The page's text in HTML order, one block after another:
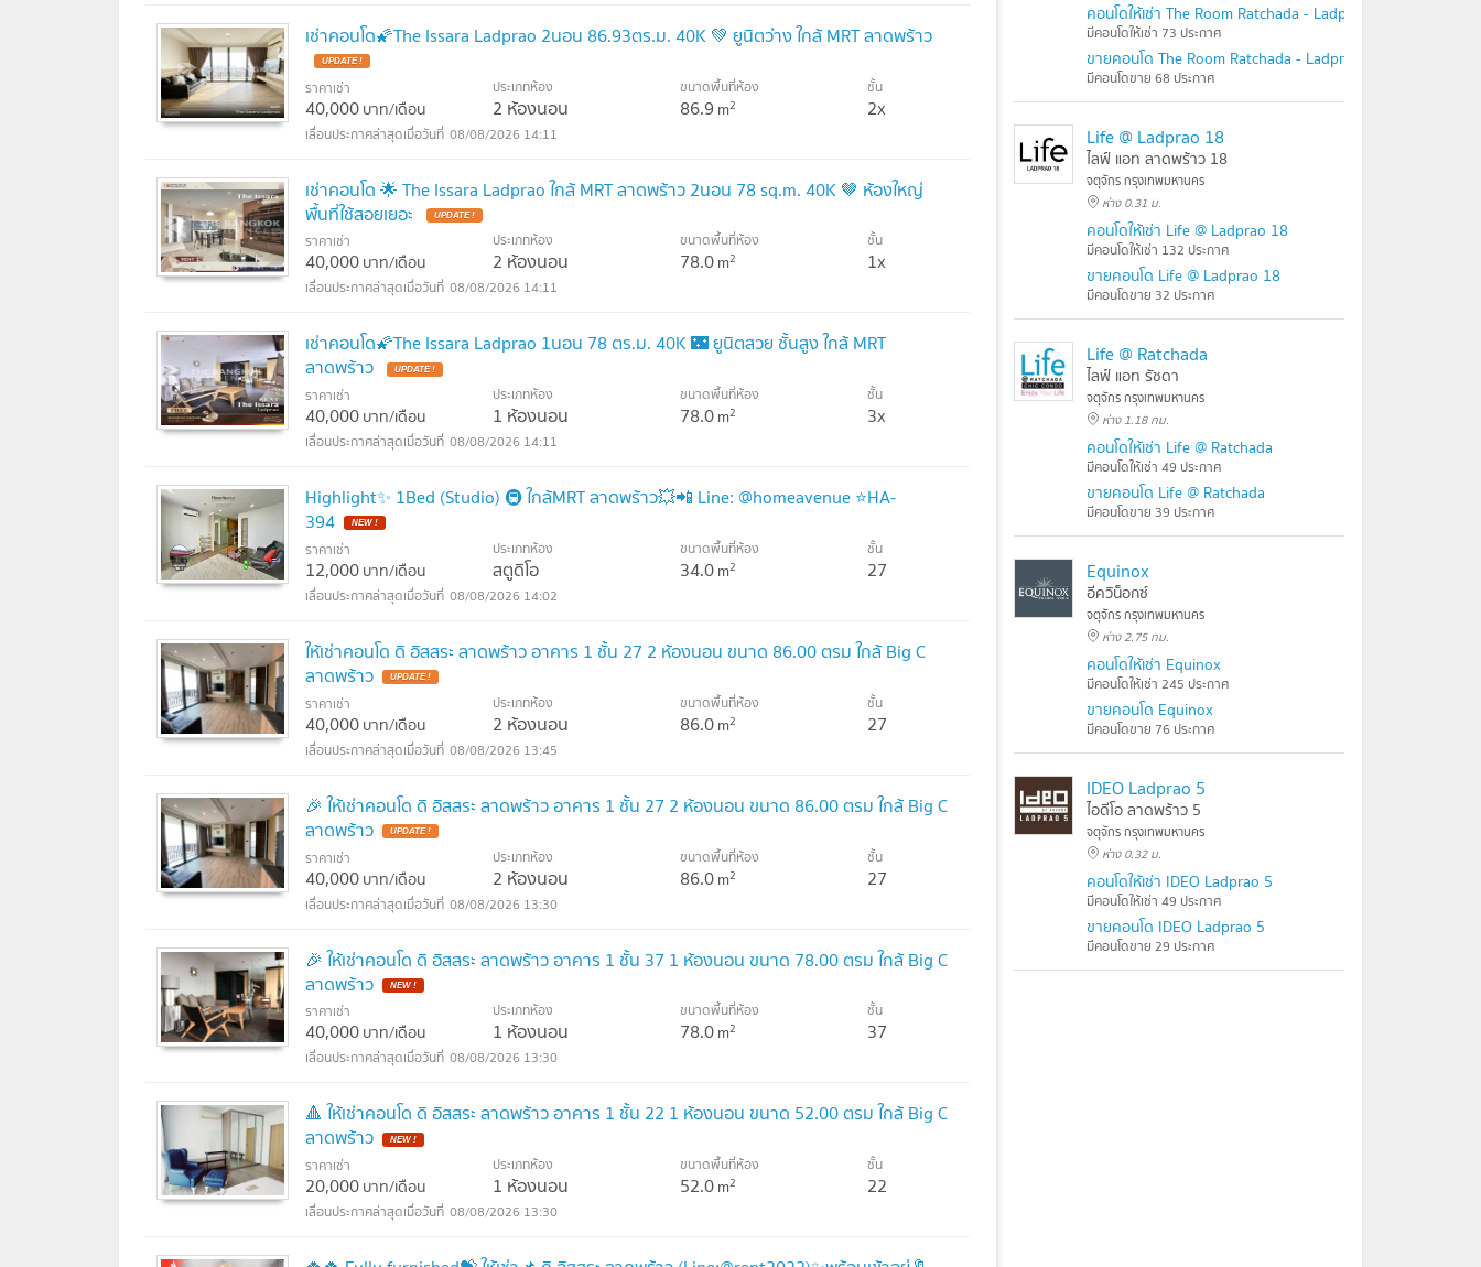
เช่าคอนโด🌠The Issara Ladprao 2นอน 86.93ตร.ม. 40K 💚 ยูนิตว่าง ใกล้ MRT ลาดพร้าว
UPDATE !
ราคาเช่า
40,000บาท/เดือน
ประเภทห้อง
2 ห้องนอน
ขนาดพื้นที่ห้อง
86.9m2
ชั้น
2x
08/08/2026 14:11
เช่าคอนโด 🌟 The Issara Ladprao ใกล้ MRT ลาดพร้าว 2นอน 78 sq.m. 40K 🤎 ห้องใหญ่
พื้นที่ใช้สอยเยอะ
UPDATE !
ราคาเช่า
40,000บาท/เดือน
ประเภทห้อง
2 ห้องนอน
ขนาดพื้นที่ห้อง
78.0m2
ชั้น
1x
08/08/2026 14:11
เช่าคอนโด🌠The Issara Ladprao 1นอน 78 ตร.ม. 40K 🌃 ยูนิตสวย ชั้นสูง ใกล้ MRT
ลาดพร้าว
UPDATE !
ราคาเช่า
40,000บาท/เดือน
ประเภทห้อง
1 ห้องนอน
ขนาดพื้นที่ห้อง
78.0m2
ชั้น
3x
08/08/2026 14:11
Highlight✨ 1Bed (Studio) 🚇 ใกล้MRT ลาดพร้าว💥📲 Line: @homeavenue ⭐HA-
394
NEW !
ราคาเช่า
12,000บาท/เดือน
ประเภทห้อง
สตูดิโอ
ขนาดพื้นที่ห้อง
34.0m2
ชั้น
27
08/08/2026 14:02
ให้เช่าคอนโด ดิ อิสสระ ลาดพร้าว อาคาร 1 ชั้น 27 2 ห้องนอน ขนาด 86.00 ตรม ใกล้ Big C
ลาดพร้าว
UPDATE !
ราคาเช่า
40,000บาท/เดือน
ประเภทห้อง
2 ห้องนอน
ขนาดพื้นที่ห้อง
86.0m2
ชั้น
27
08/08/2026 13:45
🎉 ให้เช่าคอนโด ดิ อิสสระ ลาดพร้าว อาคาร 1 ชั้น 27 2 ห้องนอน ขนาด 86.00 ตรม ใกล้ Big C
ลาดพร้าว
UPDATE !
ราคาเช่า
40,000บาท/เดือน
ประเภทห้อง
2 ห้องนอน
ขนาดพื้นที่ห้อง
86.0m2
ชั้น
27
08/08/2026 13:30
🎉 ให้เช่าคอนโด ดิ อิสสระ ลาดพร้าว อาคาร 1 ชั้น 37 1 ห้องนอน ขนาด 78.00 ตรม ใกล้ Big C
ลาดพร้าว
NEW !
ราคาเช่า
40,000บาท/เดือน
ประเภทห้อง
1 ห้องนอน
ขนาดพื้นที่ห้อง
78.0m2
ชั้น
37
08/08/2026 13:30
🔺 ให้เช่าคอนโด ดิ อิสสระ ลาดพร้าว อาคาร 1 ชั้น 22 1 ห้องนอน ขนาด 52.00 ตรม ใกล้ Big C
ลาดพร้าว
NEW !
ราคาเช่า
20,000บาท/เดือน
ประเภทห้อง
1 ห้องนอน
ขนาดพื้นที่ห้อง
52.0m2
ชั้น
22
08/08/2026 13:30
คอนโดให้เช่า The Room Ratchada - Ladprao
มีคอนโดให้เช่า 73 ประกาศ
ขายคอนโด The Room Ratchada - Ladprao
มีคอนโดขาย 68 ประกาศ
Life @ Ladprao 18
ไลฟ์ แอท ลาดพร้าว 18
จตุจักร กรุงเทพมหานคร
ห่าง 0.31 ม.
คอนโดให้เช่า Life @ Ladprao 18
มีคอนโดให้เช่า 132 ประกาศ
ขายคอนโด Life @ Ladprao 18
มีคอนโดขาย 32 ประกาศ
Life @ Ratchada
ไลฟ์ แอท รัชดา
จตุจักร กรุงเทพมหานคร
ห่าง 1.18 กม.
คอนโดให้เช่า Life @ Ratchada
มีคอนโดให้เช่า 49 ประกาศ
ขายคอนโด Life @ Ratchada
มีคอนโดขาย 39 ประกาศ
Equinox
อีควิน็อกซ์
จตุจักร กรุงเทพมหานคร
ห่าง 2.75 กม.
คอนโดให้เช่า Equinox
มีคอนโดให้เช่า 245 ประกาศ
ขายคอนโด Equinox
มีคอนโดขาย 76 ประกาศ
IDEO Ladprao 5
ไอดีโอ ลาดพร้าว 5
จตุจักร กรุงเทพมหานคร
ห่าง 0.32 ม.
คอนโดให้เช่า IDEO Ladprao 5
มีคอนโดให้เช่า 49 ประกาศ
ขายคอนโด IDEO Ladprao 5
มีคอนโดขาย 29 ประกาศ